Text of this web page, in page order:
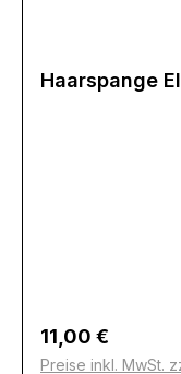
Haarspange
Regulärer Preis:
11,00 €
Preise inkl. MwSt.